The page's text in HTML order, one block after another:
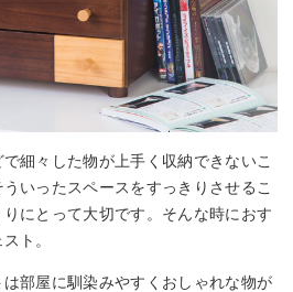
細々した物が上手く収納できないこ
いったスペースをすっきりさせるこ
にとって大切です。そんな時におす
ト。
部屋に馴染みやすくおしゃれな物が